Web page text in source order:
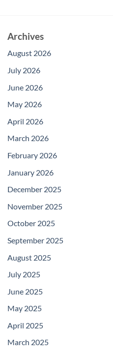
Archives
August 2026
July 2026
June 2026
May 2026
April 2026
March 2026
February 2026
January 2026
December 2025
November 2025
October 2025
September 2025
August 2025
July 2025
June 2025
May 2025
April 2025
March 2025